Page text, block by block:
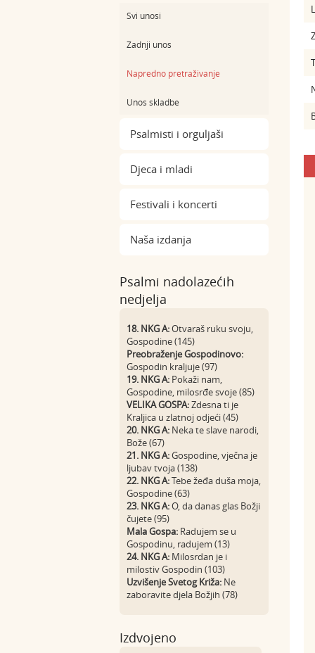
Svi unosi
Zadnji unos
Napredno pretraživanje
Unos skladbe
Psalmisti i orguljaši
Djeca i mladi
Festivali i koncerti
Naša izdanja
Psalmi nadolazećih
nedjelja
18. NKG A:Otvaraš ruku svoju,
Gospodine (145)
Preobraženje Gospodinovo:
Gospodin kraljuje (97)
19. NKG A: Pokaži nam,
Gospodine, milosrđe svoje (85)
VELIKA GOSPA:Zdesna ti je
Kraljica u zlatnoj odjeći (45)
20. NKG A: Neka te slave narodi,
Bože (67)
21. NKG A:Gospodine, vječna je
ljubav tvoja (138)
22. NKG A:Tebe žeđa duša moja,
Gospodine (63)
23. NKG A:O, da danas glas Božji
čujete (95)
Mala Gospa: Radujem se u
Gospodinu, radujem (13)
24. NKG A: Milosrdan je i
milostiv Gospodin (103)
Uzvišenje Svetog Križa: Ne
zaboravite djela Božjih (78)
Izdvojeno